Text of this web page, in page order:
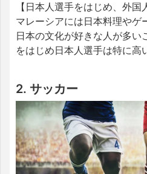
【日本人選手をはじめ、外国
マレーシアには日本料理やゲ
日本の文化が好きな人が多い
をはじめ日本人選手は特に高
2. サッカー